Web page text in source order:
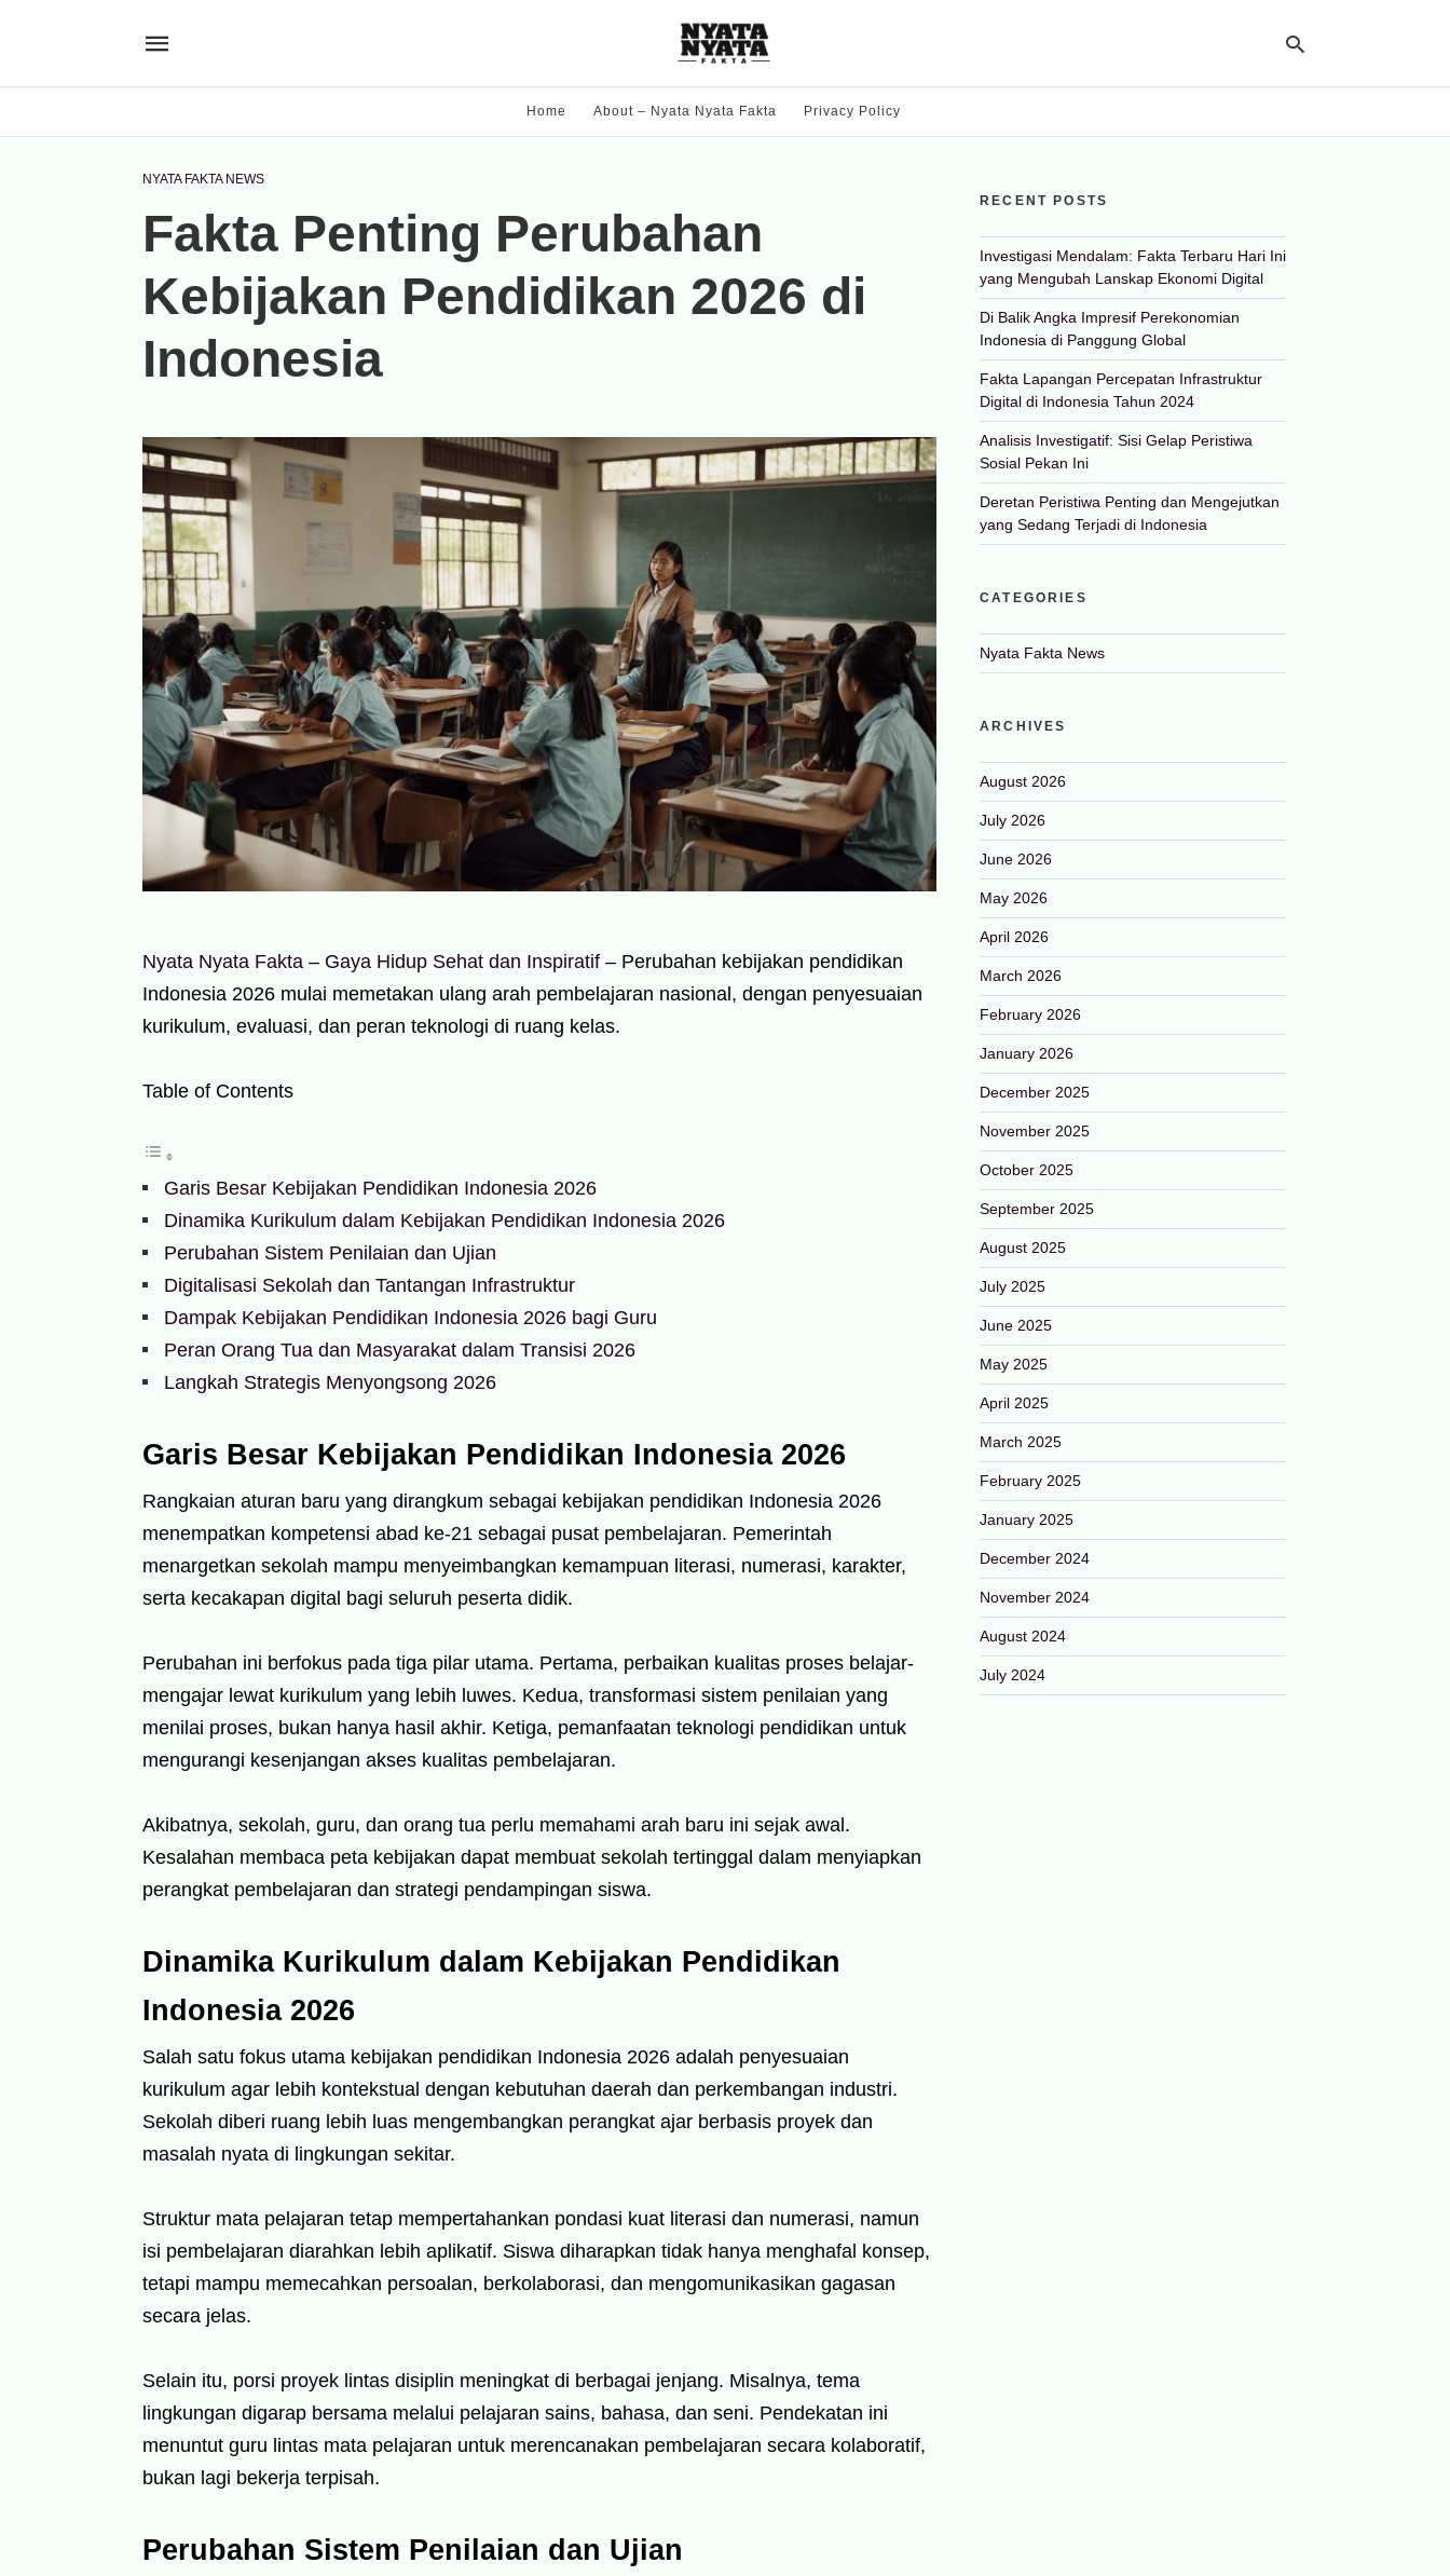
Home About – Nyata Nyata Fakta Privacy Policy
NYATA FAKTA NEWS
Fakta Penting Perubahan
Kebijakan Pendidikan 2026 di
Indonesia
Nyata Nyata Fakta – Gaya Hidup Sehat dan Inspiratif – Perubahan kebijakan pendidikan
Indonesia 2026 mulai memetakan ulang arah pembelajaran nasional, dengan penyesuaian
kurikulum, evaluasi, dan peran teknologi di ruang kelas.
Table of Contents
Garis Besar Kebijakan Pendidikan Indonesia 2026
Dinamika Kurikulum dalam Kebijakan Pendidikan Indonesia 2026
Perubahan Sistem Penilaian dan Ujian
Digitalisasi Sekolah dan Tantangan Infrastruktur
Dampak Kebijakan Pendidikan Indonesia 2026 bagi Guru
Peran Orang Tua dan Masyarakat dalam Transisi 2026
Langkah Strategis Menyongsong 2026
Garis Besar Kebijakan Pendidikan Indonesia 2026
Rangkaian aturan baru yang dirangkum sebagai kebijakan pendidikan Indonesia 2026
menempatkan kompetensi abad ke-21 sebagai pusat pembelajaran. Pemerintah
menargetkan sekolah mampu menyeimbangkan kemampuan literasi, numerasi, karakter,
serta kecakapan digital bagi seluruh peserta didik.
Perubahan ini berfokus pada tiga pilar utama. Pertama, perbaikan kualitas proses belajar-
mengajar lewat kurikulum yang lebih luwes. Kedua, transformasi sistem penilaian yang
menilai proses, bukan hanya hasil akhir. Ketiga, pemanfaatan teknologi pendidikan untuk
mengurangi kesenjangan akses kualitas pembelajaran.
Akibatnya, sekolah, guru, dan orang tua perlu memahami arah baru ini sejak awal.
Kesalahan membaca peta kebijakan dapat membuat sekolah tertinggal dalam menyiapkan
perangkat pembelajaran dan strategi pendampingan siswa.
Dinamika Kurikulum dalam Kebijakan Pendidikan
Indonesia 2026
Salah satu fokus utama kebijakan pendidikan Indonesia 2026 adalah penyesuaian
kurikulum agar lebih kontekstual dengan kebutuhan daerah dan perkembangan industri.
Sekolah diberi ruang lebih luas mengembangkan perangkat ajar berbasis proyek dan
masalah nyata di lingkungan sekitar.
Struktur mata pelajaran tetap mempertahankan pondasi kuat literasi dan numerasi, namun
isi pembelajaran diarahkan lebih aplikatif. Siswa diharapkan tidak hanya menghafal konsep,
tetapi mampu memecahkan persoalan, berkolaborasi, dan mengomunikasikan gagasan
secara jelas.
Selain itu, porsi proyek lintas disiplin meningkat di berbagai jenjang. Misalnya, tema
lingkungan digarap bersama melalui pelajaran sains, bahasa, dan seni. Pendekatan ini
menuntut guru lintas mata pelajaran untuk merencanakan pembelajaran secara kolaboratif,
bukan lagi bekerja terpisah.
Perubahan Sistem Penilaian dan Ujian
RECENT POSTS
Investigasi Mendalam: Fakta Terbaru Hari Ini
yang Mengubah Lanskap Ekonomi Digital
Di Balik Angka Impresif Perekonomian
Indonesia di Panggung Global
Fakta Lapangan Percepatan Infrastruktur
Digital di Indonesia Tahun 2024
Analisis Investigatif: Sisi Gelap Peristiwa
Sosial Pekan Ini
Deretan Peristiwa Penting dan Mengejutkan
yang Sedang Terjadi di Indonesia
CATEGORIES
Nyata Fakta News
ARCHIVES
August 2026
July 2026
June 2026
May 2026
April 2026
March 2026
February 2026
January 2026
December 2025
November 2025
October 2025
September 2025
August 2025
July 2025
June 2025
May 2025
April 2025
March 2025
February 2025
January 2025
December 2024
November 2024
August 2024
July 2024